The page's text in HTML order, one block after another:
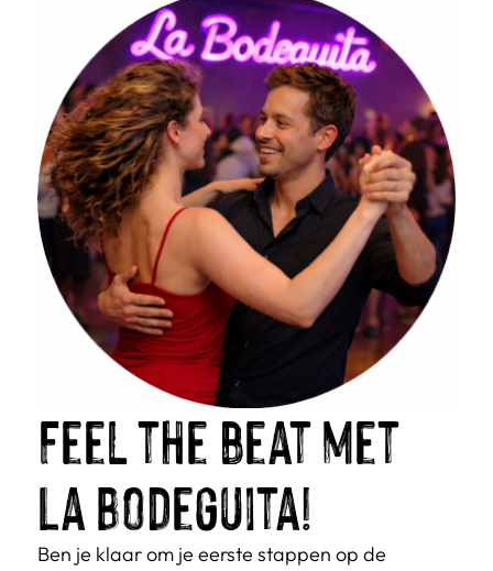
Feel the beat met
La Bodeguita!
Ben je klaar om je eerste stappen op de